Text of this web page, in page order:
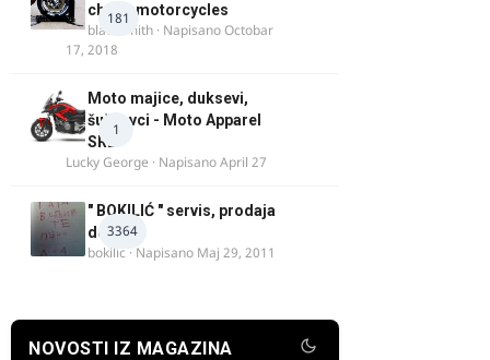
181
chock motorcycles
blacksmith · NapisanoOctobar
17, 2018
1
Moto majice, duksevi,
šuškavci - Moto Apparel
SRB
Lucky George · NapisanoApril 27
3364
" BOKILIĆ " servis, prodaja
delova
bokilic · Napisano Maj 29, 2011
NOVOSTI IZ MAGAZINA